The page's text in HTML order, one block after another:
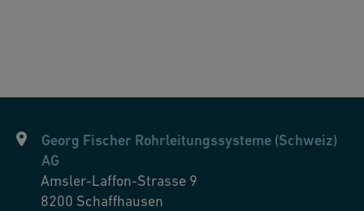
Georg Fischer Rohrleitungssysteme (Schweiz)
AG
Amsler-Laffon-Strasse 9
8200 Schaffhausen